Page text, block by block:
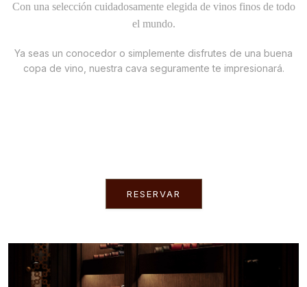
Con una selección cuidadosamente elegida de vinos finos de todo
el mundo.
Ya seas un conocedor o simplemente disfrutes de una buena
copa de vino, nuestra cava seguramente te impresionará.
RESERVAR